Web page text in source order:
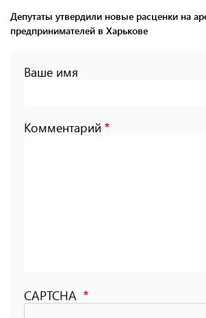
Депутаты утвердили новые расценки на
предпринимателей в Харькове
Ваше имя
Комментарий
CAPTCHA